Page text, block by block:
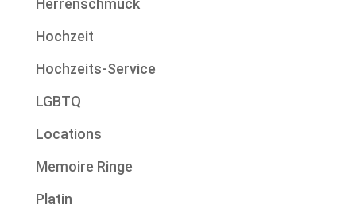
Herrenschmuck
Hochzeit
Hochzeits-Service
LGBTQ
Locations
Memoire Ringe
Platin